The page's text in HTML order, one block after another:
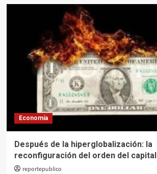
Economía
Después de la hiperglobalización: la
reconfiguración del orden del capital
reportepublico